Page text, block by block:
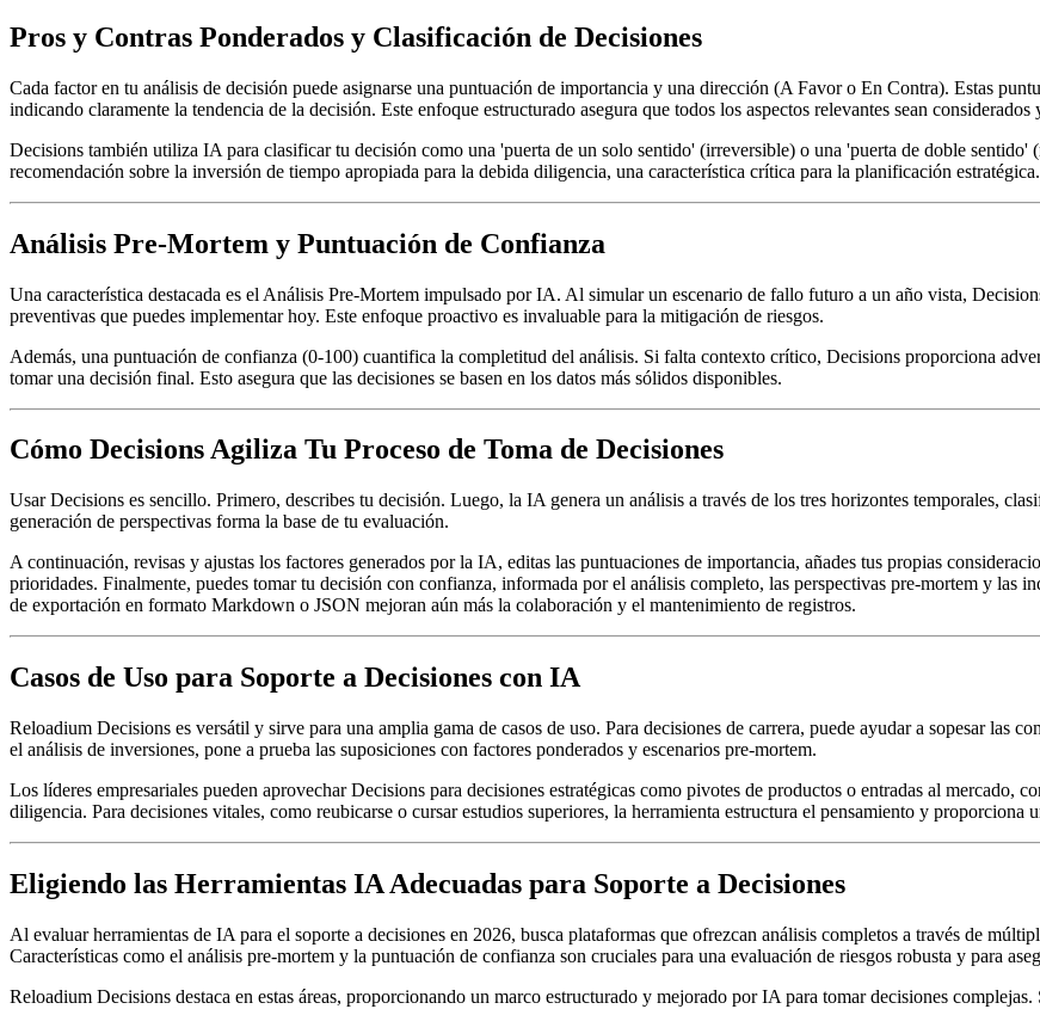
Pros y Contras Ponderados y Clasificación de Decisiones
Cada factor en tu análisis de decisión puede asignarse una puntuación de importancia y una dirección (A Favor o En Contra). Estas
indicando claramente la tendencia de la decisión. Este enfoque estructurado asegura que todos los aspectos relevantes sean considerados
Decisions también utiliza IA para clasificar tu decisión como una 'puerta de un solo sentido' (irreversible) o una 'puerta de doble
recomendación sobre la inversión de tiempo apropiada para la debida diligencia, una característica crítica para la planificación estratégica.
Análisis Pre-Mortem y Puntuación de Confianza
Una característica destacada es el Análisis Pre-Mortem impulsado por IA. Al simular un escenario de fallo futuro a un año vista,
preventivas que puedes implementar hoy. Este enfoque proactivo es invaluable para la mitigación de riesgos.
Además, una puntuación de confianza (0-100) cuantifica la completitud del análisis. Si falta contexto crítico, Decisions proporciona
tomar una decisión final. Esto asegura que las decisiones se basen en los datos más sólidos disponibles.
Cómo Decisions Agiliza Tu Proceso de Toma de Decisiones
Usar Decisions es sencillo. Primero, describes tu decisión. Luego, la IA genera un análisis a través de los tres horizontes temporales,
generación de perspectivas forma la base de tu evaluación.
A continuación, revisas y ajustas los factores generados por la IA, editas las puntuaciones de importancia, añades tus propias
prioridades. Finalmente, puedes tomar tu decisión con confianza, informada por el análisis completo, las perspectivas pre-mortem y las
de exportación en formato Markdown o JSON mejoran aún más la colaboración y el mantenimiento de registros.
Casos de Uso para Soporte a Decisiones con IA
Reloadium Decisions es versátil y sirve para una amplia gama de casos de uso. Para decisiones de carrera, puede ayudar a sopesar las
el análisis de inversiones, pone a prueba las suposiciones con factores ponderados y escenarios pre-mortem.
Los líderes empresariales pueden aprovechar Decisions para decisiones estratégicas como pivotes de productos o entradas al mercado,
diligencia. Para decisiones vitales, como reubicarse o cursar estudios superiores, la herramienta estructura el pensamiento y
Eligiendo las Herramientas IA Adecuadas para Soporte a Decisiones
Al evaluar herramientas de IA para el soporte a decisiones en 2026, busca plataformas que ofrezcan análisis completos a través de
Características como el análisis pre-mortem y la puntuación de confianza son cruciales para una evaluación de riesgos robusta y para
Reloadium Decisions destaca en estas áreas, proporcionando un marco estructurado y mejorado por IA para tomar decisiones